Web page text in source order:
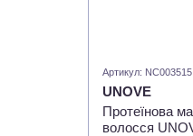
Артикул: NC003515
UNOVE
Протеїнова
волосся